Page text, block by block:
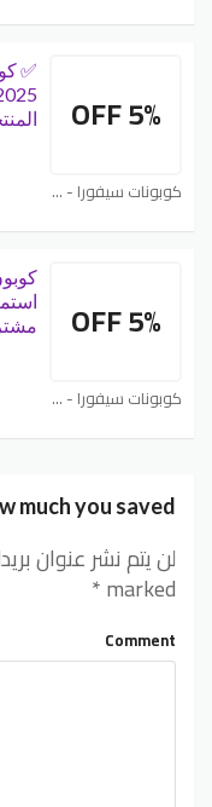
5% OFF
كوبونات سيفورا - Sephora
✅
5% OFF
كوبونات سيفورا - Sephora
much you saved
لن يتم نشر عنوان
marked
*
Comment